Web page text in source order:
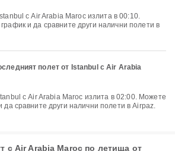
и да сравните други налични полети в
полет от Istanbul с Air Arabia
да сравните други налични полети в Airpaz.
с Air Arabia Maroc по летища от